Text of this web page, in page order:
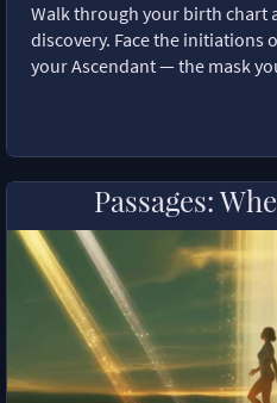
Walk through your birth chart
discovery. Face the initiations
your Ascendant — the mask
Passages: